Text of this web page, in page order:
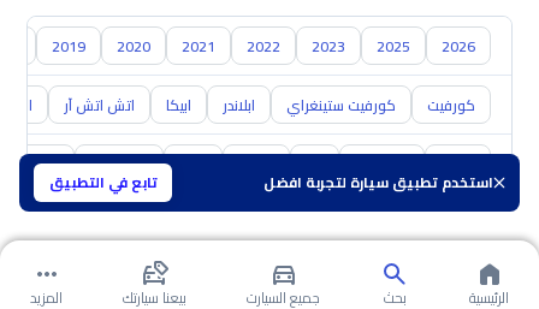
استخدم تطبيق سيارة لتجربة افضل تابع في التطبيق
2026
2025
2023
2022
2021
2020
2019
كورفيت كورفيت ستينغراي ابلاندر ابيكا اتش اتش آر اس 10
سوزوكي هافال
الرئيسية بحث جميع السيارت بيعنا سيارتك المزيد